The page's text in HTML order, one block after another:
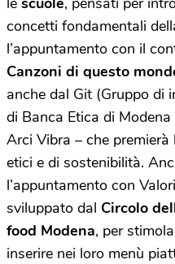
concetti fondamentali
l’appuntamento con il
Canzoni di questo
anche dal Git (Gruppo di
di Banca Etica di
Arci Vibra – che
etici e di sostenibilità.
l’appuntamento con
sviluppato dal Circolo
food Modena, per
inserire nei loro menù